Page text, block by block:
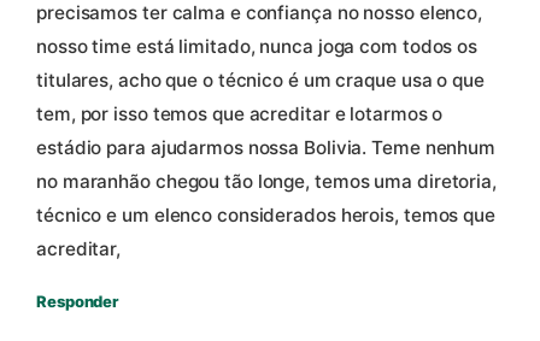
precisamos ter calma e confiança no nosso elenco,
nosso time está limitado, nunca joga com todos os
titulares, acho que o técnico é um craque usa o que
tem, por isso temos que acreditar e lotarmos o
estádio para ajudarmos nossa Bolivia. Teme nenhum
no maranhão chegou tão longe, temos uma diretoria,
técnico e um elenco considerados herois, temos que
acreditar,
Responder